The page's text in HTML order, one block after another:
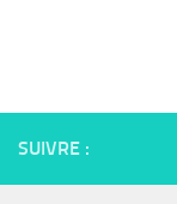
SUIVRE :